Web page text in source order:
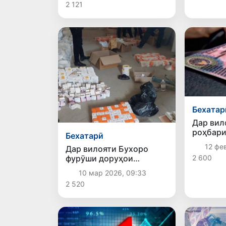
2 121
Бехатарӣ
Дар вилояти Бухоро
фурӯши доруҳои
пастсифат пешгирӣ
карда шуд
10 мар 2026, 09:33
2 520
Дар
12
2 600